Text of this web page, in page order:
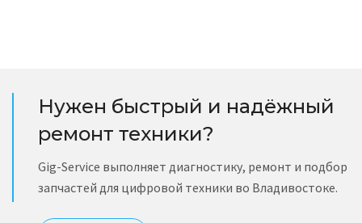
Нужен быстрый и надёжный
ремонт техники?
Gig-Service выполняет диагностику, ремонт и подбор
запчастей для цифровой техники во Владивостоке.